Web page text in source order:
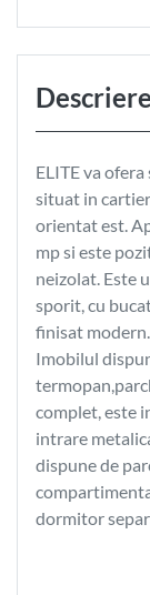
Descriere
ELITE va
situat in
orientat est.
mp si este
neizolat. Este
sporit, cu
finisat
Imobilul
complet, este
intrare
dispune de
dormitor